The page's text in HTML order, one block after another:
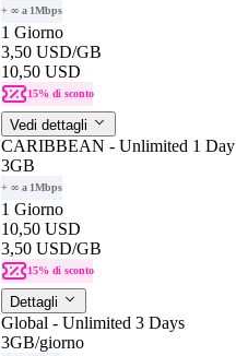
+ ∞ a 1Mbps
1 Giorno
3,50 USD/GB
10,50 USD
15% di sconto
Vedi dettagli
CARIBBEAN - Unlimited 1 Day
3GB
+ ∞ a 1Mbps
1 Giorno
10,50 USD
3,50 USD/GB
15% di sconto
Dettagli
Global - Unlimited 3 Days
3GB/giorno